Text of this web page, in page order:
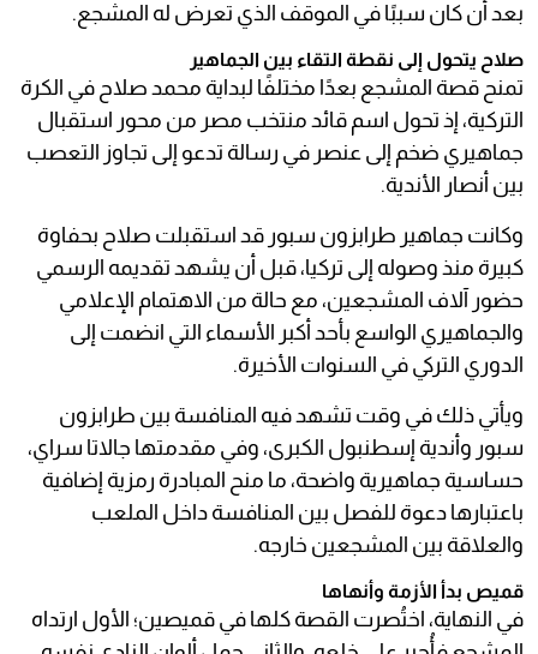
بعد أن كان سببًا في الموقف الذي تعرض له المشجع.
صلاح يتحول إلى نقطة التقاء بين الجماهير
تمنح قصة المشجع بعدًا مختلفًا لبداية محمد صلاح في الكرة
التركية، إذ تحول اسم قائد منتخب مصر من محور استقبال
جماهيري ضخم إلى عنصر في رسالة تدعو إلى تجاوز التعصب
بين أنصار الأندية.
وكانت جماهير طرابزون سبور قد استقبلت صلاح بحفاوة
كبيرة منذ وصوله إلى تركيا، قبل أن يشهد تقديمه الرسمي
حضور آلاف المشجعين، مع حالة من الاهتمام الإعلامي
والجماهيري الواسع بأحد أكبر الأسماء التي انضمت إلى
الدوري التركي في السنوات الأخيرة.
ويأتي ذلك في وقت تشهد فيه المنافسة بين طرابزون
سبور وأندية إسطنبول الكبرى، وفي مقدمتها جالاتا سراي،
حساسية جماهيرية واضحة، ما منح المبادرة رمزية إضافية
باعتبارها دعوة للفصل بين المنافسة داخل الملعب
والعلاقة بين المشجعين خارجه.
قميص بدأ الأزمة وأنهاها
في النهاية، اختُصرت القصة كلها في قميصين؛ الأول ارتداه